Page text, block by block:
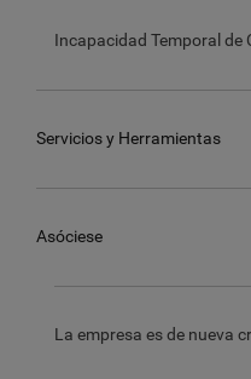
Incapacidad Temporal de
Servicios y Herramientas
Asóciese
La empresa es de nueva